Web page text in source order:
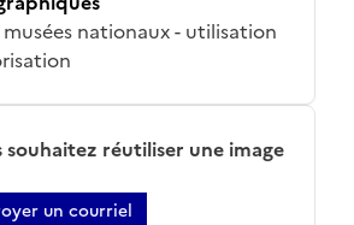
nationaux - utilisation
souhaitez réutiliser une image
un courriel